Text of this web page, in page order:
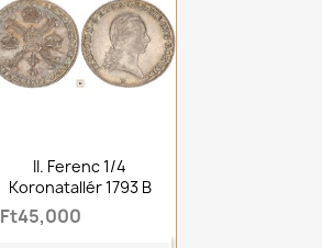
II. Ferenc 1/4
Koronatallér 1793 B
Ft45,000